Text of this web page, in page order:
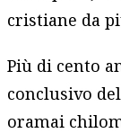
cristiane da
Più di cento
conclusivo
oramai